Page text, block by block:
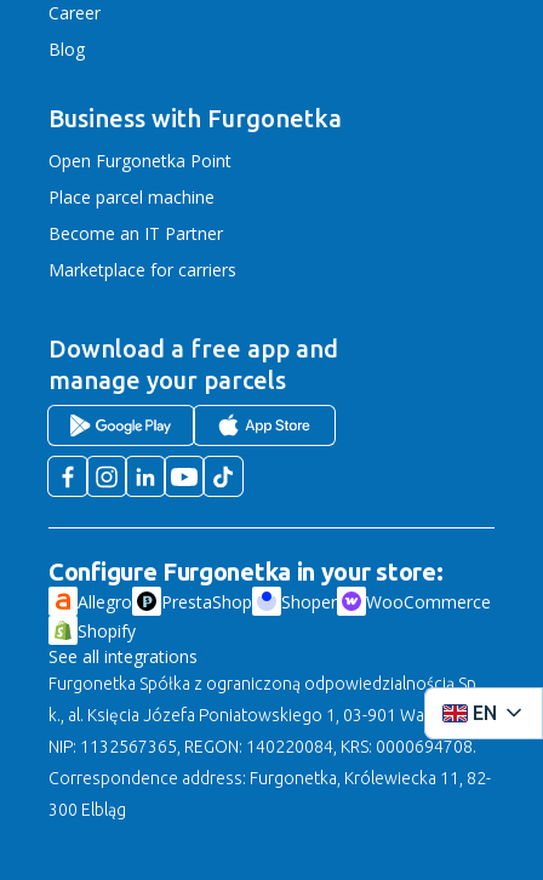
EN
Career
Blog
Business with Furgonetka
Open Furgonetka Point
Place parcel machine
Become an IT Partner
Marketplace for carriers
Download a free app and
manage your parcels
Configure Furgonetka in your store:
Allegro PrestaShop Shoper
WooCommerce
Shopify
See all integrations
Furgonetka Spółka z ograniczoną odpowiedzialnością Sp.
k., al. Księcia Józefa Poniatowskiego 1, 03-901 Warszawa,
NIP: 1132567365, REGON: 140220084, KRS: 0000694708.
Correspondence address: Furgonetka, Królewiecka 11, 82-
300 Elbląg